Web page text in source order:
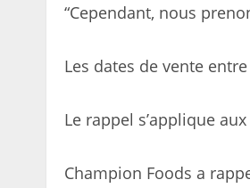
“Cependant, nous
Les dates de vente
Le rappel s’applique
Champion Foods a